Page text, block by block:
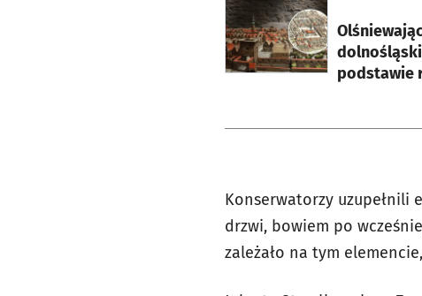
podstawie
otworzy się w nowej karcie
Konserwatorzy uzupełnili
drzwi, bowiem po
zależało na tym